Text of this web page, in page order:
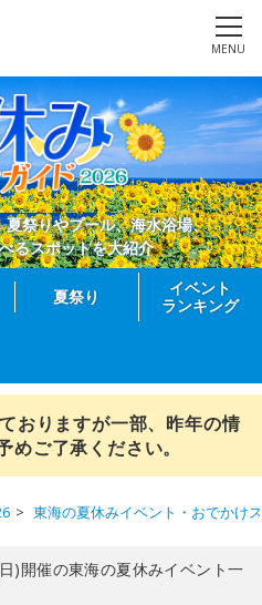
MENU
祭りやプール、海水浴場、
るスポットを大紹介
夏祭り
イベント
ランキング
おりますが一部、昨年の情
めご了承ください。
東海の夏休みイベント・おでかけ
)開催の東海の夏休みイベント一